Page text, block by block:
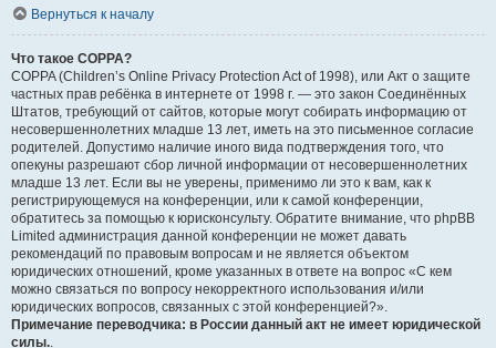
Вернуться к началу
Что такое COPPA?
COPPA (Children’s Online Privacy Protection Act of 1998), или Акт о защите
частных прав ребёнка в интернете от 1998 г. — это закон Соединённых
Штатов, требующий от сайтов, которые могут собирать информацию от
несовершеннолетних младше 13 лет, иметь на это письменное согласие
родителей. Допустимо наличие иного вида подтверждения того, что
опекуны разрешают сбор личной информации от несовершеннолетних
младше 13 лет. Если вы не уверены, применимо ли это к вам, как к
регистрирующемуся на конференции, или к самой конференции,
обратитесь за помощью к юрисконсульту. Обратите внимание, что phpBB
Limited администрация данной конференции не может давать
рекомендаций по правовым вопросам и не является объектом
юридических отношений, кроме указанных в ответе на вопрос «С кем
можно связаться по вопросу некорректного использования и/или
юридических вопросов, связанных с этой конференцией?».
Примечание переводчика: в России данный акт не имеет юридической
силы..